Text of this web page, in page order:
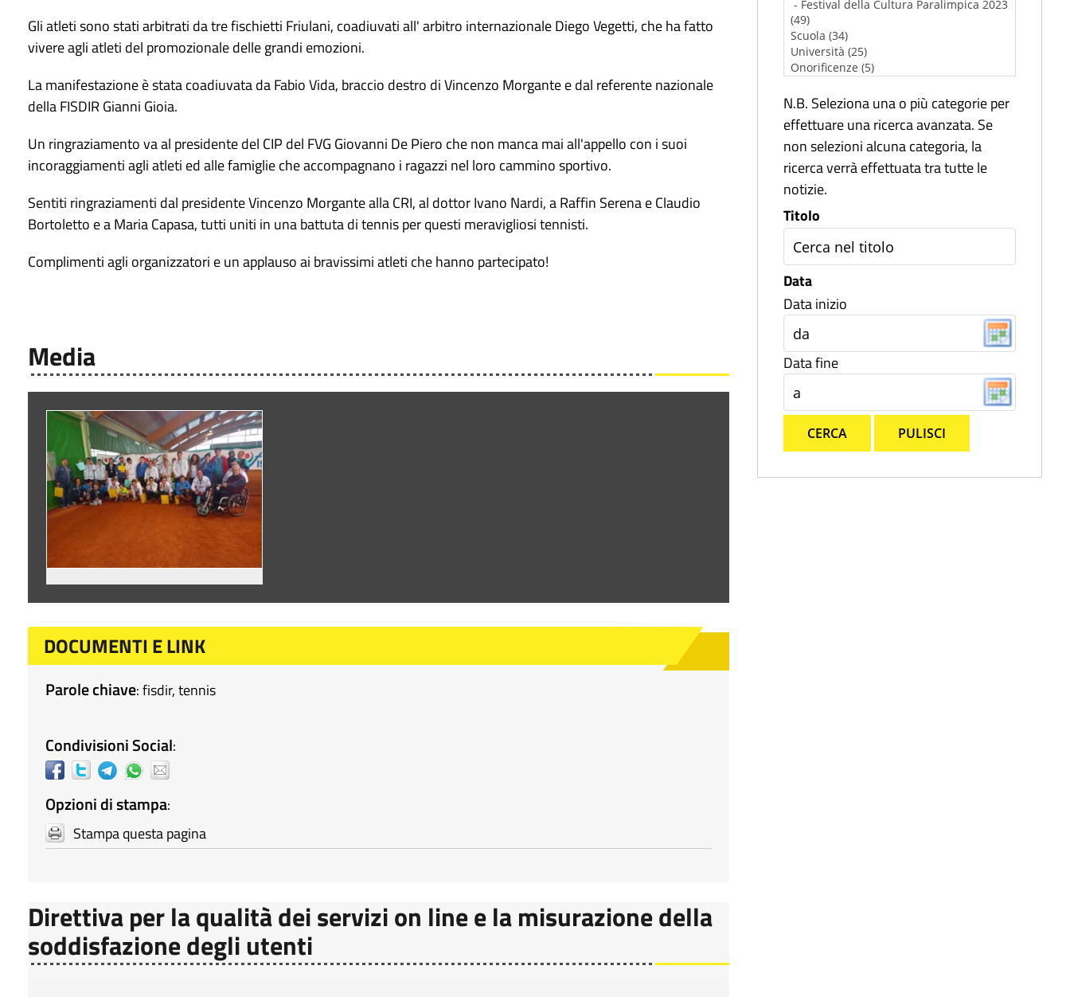
Gli atleti sono stati arbitrati da tre fischietti Friulani, coadiuvati all' arbitro internazionale Diego Vegetti, che ha fatto
vivere agli atleti del promozionale delle grandi emozioni.
La manifestazione è stata coadiuvata da Fabio Vida, braccio destro di Vincenzo Morgante e dal referente nazionale
della FISDIR Gianni Gioia.
Un ringraziamento va al presidente del CIP del FVG Giovanni De Piero che non manca mai all'appello con i suoi
incoraggiamenti agli atleti ed alle famiglie che accompagnano i ragazzi nel loro cammino sportivo.
Sentiti ringraziamenti dal presidente Vincenzo Morgante alla CRI, al dottor Ivano Nardi, a Raffin Serena e Claudio
Bortoletto e a Maria Capasa, tutti uniti in una battuta di tennis per questi meravigliosi tennisti.
Complimenti agli organizzatori e un applauso ai bravissimi atleti che hanno partecipato!
Media
DOCUMENTI E LINK
Parole chiave:fisdir,tennis
Condivisioni Social:
Opzioni di stampa:
Stampa questa pagina
Direttiva per la qualità dei servizi on line e la misurazione della
soddisfazione degli utenti
N.B. Seleziona una o più categorie per
effettuare una ricerca avanzata. Se
non selezioni alcuna categoria, la
ricerca verrà effettuata tra tutte le
notizie.
Titolo
Data
Data inizio
Data fine
CERCA PULISCI